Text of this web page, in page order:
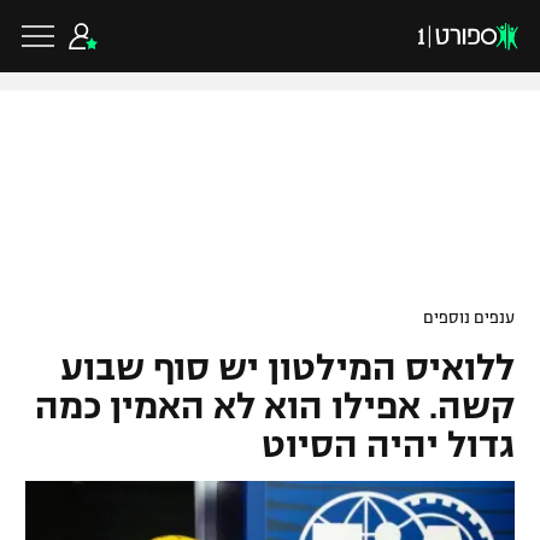
גביע הטוטו
ליגיונרים
גביע המדינה
ליגת האלופות
ליגה אירופית
ליגה אנגלית
כדורסל ישראלי
ליגת ווינר סל
ליגה לאומית
כדורסל עולמי
NBA
ענפים נוספים
ללואיס המילטון יש סוף שבוע
קשה. אפילו הוא לא האמין כמה
גדול יהיה הסיוט